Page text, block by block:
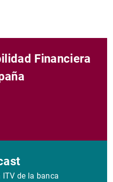
Financiera
de la banca